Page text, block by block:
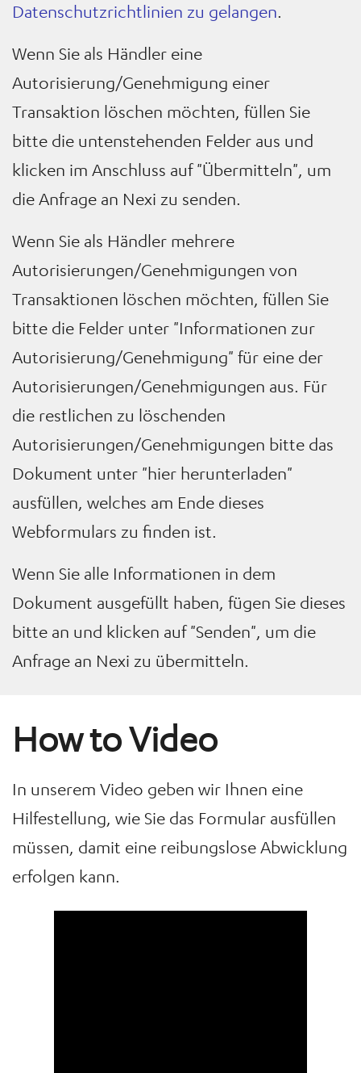
Datenschutzrichtlinien zu gelangen.
Wenn Sie als Händler eine
Autorisierung/Genehmigung einer
Transaktion löschen möchten, füllen Sie
bitte die untenstehenden Felder aus und
klicken im Anschluss auf "Übermitteln", um
die Anfrage an Nexi zu senden.
Wenn Sie als Händler mehrere
Autorisierungen/Genehmigungen von
Transaktionen löschen möchten, füllen Sie
bitte die Felder unter "Informationen zur
Autorisierung/Genehmigung" für eine der
Autorisierungen/Genehmigungen aus. Für
die restlichen zu löschenden
Autorisierungen/Genehmigungen bitte das
Dokument unter "hier herunterladen"
ausfüllen, welches am Ende dieses
Webformulars zu finden ist.
Wenn Sie alle Informationen in dem
Dokument ausgefüllt haben, fügen Sie dieses
bitte an und klicken auf "Senden", um die
Anfrage an Nexi zu übermitteln.
How to Video
In unserem Video geben wir Ihnen eine
Hilfestellung, wie Sie das Formular ausfüllen
müssen, damit eine reibungslose Abwicklung
erfolgen kann.